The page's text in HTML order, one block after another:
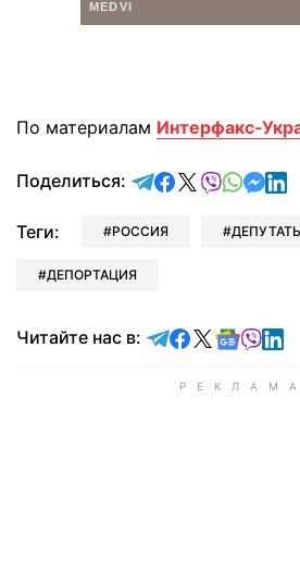
По материалам Интерфакс-
Поделиться: отправить в
поделиться в
поделиться
Теги: РОССИЯ
ДЕПОРТАЦИЯ
Читайте нас в: Читайте в
Читайте в
Читайте в